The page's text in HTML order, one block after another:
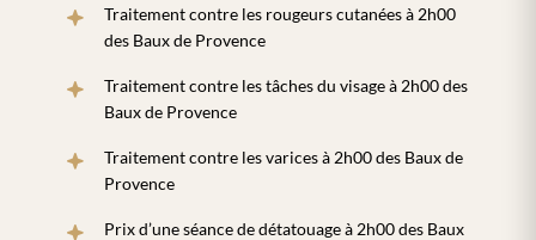
Traitement contre les rougeurs cutanées à 2h00
des Baux de Provence
Traitement contre les tâches du visage à 2h00 des
Baux de Provence
Traitement contre les varices à 2h00 des Baux de
Provence
Prix d’une séance de détatouage à 2h00 des Baux